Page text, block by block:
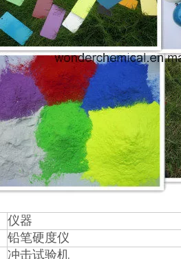
仪器
铅笔硬度仪
冲击试验机